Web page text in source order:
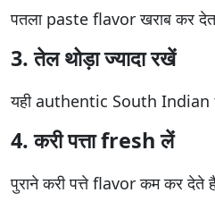
पतला paste flavor खराब कर
3. तेल थोड़ा ज्यादा रखें
यही authentic South Indian
4. करी पत्ता fresh लें
पुराने करी पत्ते flavor कम कर देते